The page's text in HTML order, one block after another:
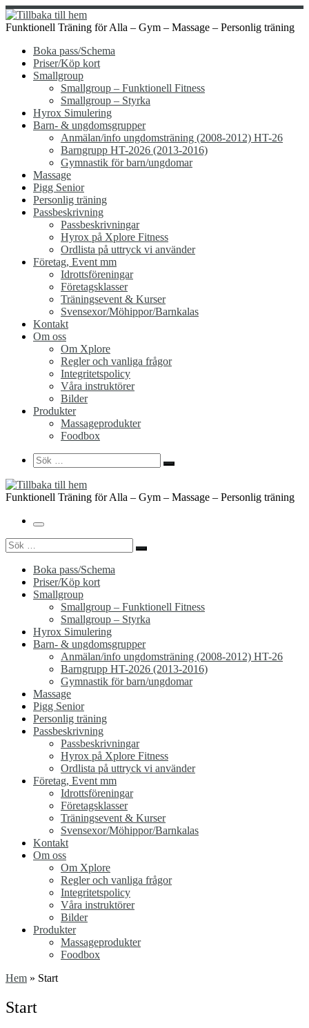
Hoppa
till
Funktionell Träning för Alla – Gym – Massage – Personlig träning
Boka pass/Schema
Priser/Köp kort
Smallgroup
Smallgroup – Funktionell Fitness
Smallgroup – Styrka
Hyrox Simulering
Barn- & ungdomsgrupper
Anmälan/info ungdomsträning (2008-2012) HT-26
Barngrupp HT-2026 (2013-2016)
Gymnastik för barn/ungdomar
Massage
Pigg Senior
Personlig träning
Passbeskrivning
Passbeskrivningar
Hyrox på Xplore Fitness
Ordlista på uttryck vi använder
Företag, Event mm
Idrottsföreningar
Företagsklasser
Träningsevent & Kurser
Svensexor/Möhippor/Barnkalas
Kontakt
Om oss
Om Xplore
Regler och vanliga frågor
Integritetspolicy
Våra instruktörer
Bilder
Produkter
Massageprodukter
Foodbox
Search
Sök
Sök
Funktionell Träning för Alla – Gym – Massage – Personlig träning
Meny
Sök
Sök
Boka pass/Schema
Priser/Köp kort
Smallgroup
Smallgroup – Funktionell Fitness
Smallgroup – Styrka
Hyrox Simulering
Barn- & ungdomsgrupper
Anmälan/info ungdomsträning (2008-2012) HT-26
Barngrupp HT-2026 (2013-2016)
Gymnastik för barn/ungdomar
Massage
Pigg Senior
Personlig träning
Passbeskrivning
Passbeskrivningar
Hyrox på Xplore Fitness
Ordlista på uttryck vi använder
Företag, Event mm
Idrottsföreningar
Företagsklasser
Träningsevent & Kurser
Svensexor/Möhippor/Barnkalas
Kontakt
Om oss
Om Xplore
Regler och vanliga frågor
Integritetspolicy
Våra instruktörer
Bilder
Produkter
Massageprodukter
Foodbox
Hem » Start
Start